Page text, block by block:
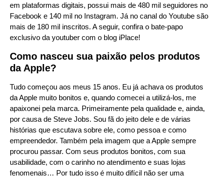
em plataformas digitais, possui mais de 480 mil seguidores no
Facebook e 140 mil no Instagram. Já no canal do Youtube são
mais de 180 mil inscritos. A seguir, confira o bate-papo
exclusivo da youtuber com o blog iPlace!
Como nasceu sua paixão pelos produtos
da Apple?
Tudo começou aos meus 15 anos. Eu já achava os produtos
da Apple muito bonitos e, quando comecei a utilizá-los, me
apaixonei pela marca. Primeiramente pela qualidade e, ainda,
por causa de Steve Jobs. Sou fã do jeito dele e de várias
histórias que escutava sobre ele, como pessoa e como
empreendedor. Também pela imagem que a Apple sempre
procurou passar. Com seus produtos bonitos, com sua
usabilidade, com o carinho no atendimento e suas lojas
fenomenais… Por tudo isso é muito difícil não ser uma